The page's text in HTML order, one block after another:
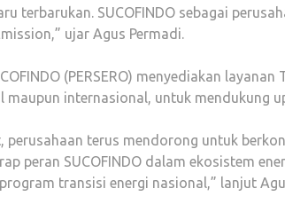
terbarukan. SUCOFINDO sebagai
ujar Agus Permadi.
(PERSERO) menyediakan
maupun internasional, untuk mendukung
perusahaan terus mendorong untuk
peran SUCOFINDO dalam ekosistem
transisi energi nasional,” lanjut